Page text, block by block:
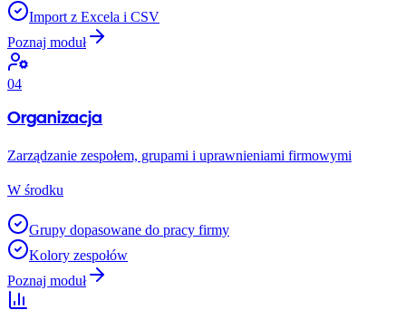
Import z Excela i CSV
Poznaj moduł
04
Organizacja
Zarządzanie zespołem, grupami i uprawnieniami firmowymi
W środku
Grupy dopasowane do pracy firmy
Kolory zespołów
Poznaj moduł